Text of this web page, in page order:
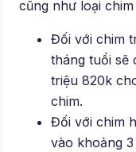
cũng như loại
Đối với chim
tháng tuổi sẽ
triệu 820k
chim.
Đối với chim
vào khoảng